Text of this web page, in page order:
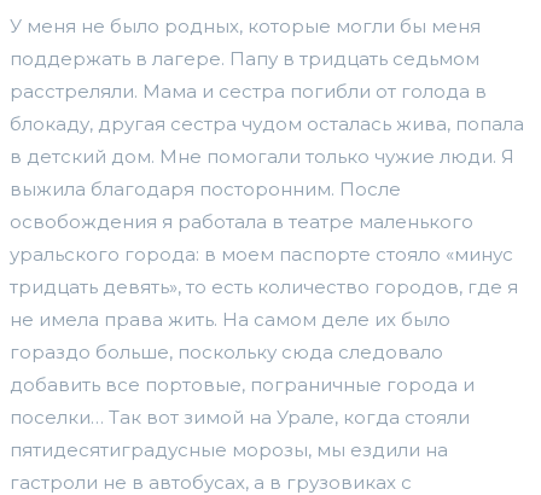
У меня не было родных, которые могли бы меня
поддержать в лагере. Папу в тридцать седьмом
расстреляли. Мама и сестра погибли от голода в
блокаду, другая сестра чудом осталась жива, попала
в детский дом. Мне помогали только чужие люди. Я
выжила благодаря посторонним. После
освобождения я работала в театре маленького
уральского города: в моем паспорте стояло «минус
тридцать девять», то есть количество городов, где я
не имела права жить. На самом деле их было
гораздо больше, поскольку сюда следовало
добавить все портовые, пограничные города и
поселки… Так вот зимой на Урале, когда стояли
пятидесятиградусные морозы, мы ездили на
гастроли не в автобусах, а в грузовиках с